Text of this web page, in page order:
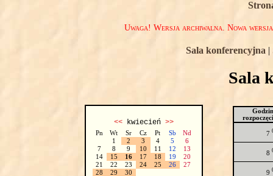
Uwaga! Wersja archiwalna. Nowa
Sala konferencyjna |
Sala
<<kwiecień >>
Pn Wt Sr Cz Pt Sb
Nd
1
2 3 4 5
6
7
8 9 10 11 12
13
14
15 16 17 18 19
20
21
22 23 24 25 26
27
28
29 30
7
8
9